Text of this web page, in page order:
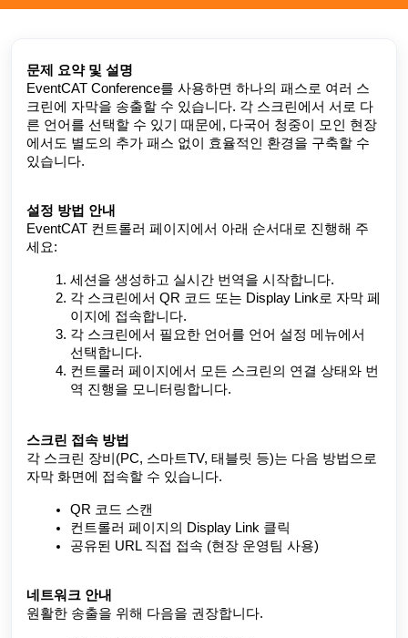
문제 요약 및 설명
EventCAT Conference를 사용하면 하나의 패스로 여러 스
크린에 자막을 송출할 수 있습니다. 각 스크린에서 서로 다
른 언어를 선택할 수 있기 때문에, 다국어 청중이 모인 현장
에서도 별도의 추가 패스 없이 효율적인 환경을 구축할 수
있습니다.
설정 방법 안내
EventCAT 컨트롤러 페이지에서 아래 순서대로 진행해 주
세요:
세션을 생성하고 실시간 번역을 시작합니다.
각 스크린에서 QR 코드 또는 Display Link로 자막 페
이지에 접속합니다.
각 스크린에서 필요한 언어를 언어 설정 메뉴에서
선택합니다.
컨트롤러 페이지에서 모든 스크린의 연결 상태와 번
역 진행을 모니터링합니다.
스크린 접속 방법
각 스크린 장비(PC, 스마트TV, 태블릿 등)는 다음 방법으로
자막 화면에 접속할 수 있습니다.
QR 코드 스캔
컨트롤러 페이지의 Display Link 클릭
공유된 URL 직접 접속 (현장 운영팀 사용)
네트워크 안내
원활한 송출을 위해 다음을 권장합니다.